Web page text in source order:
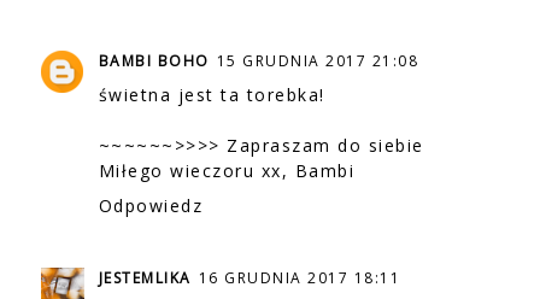
BAMBI BOHO 15 GRUDNIA 2017 21:08
świetna jest ta torebka!
~~~~~~>>>> Zapraszam do siebie
Miłego wieczoru xx, Bambi
Odpowiedz
JESTEMLIKA 16 GRUDNIA 2017 18:11